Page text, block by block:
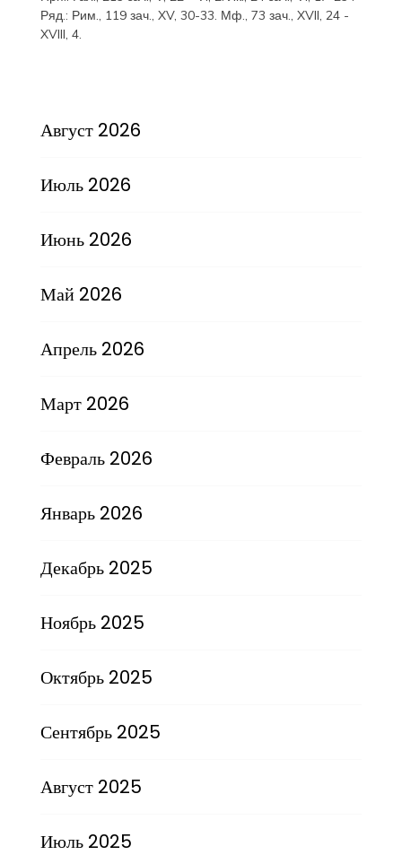
Ряд.: Рим., 119 зач., XV, 30-33. Мф., 73 зач., XVII, 24 -
XVIII, 4.
Август 2026
Июль 2026
Июнь 2026
Май 2026
Апрель 2026
Март 2026
Февраль 2026
Январь 2026
Декабрь 2025
Ноябрь 2025
Октябрь 2025
Сентябрь 2025
Август 2025
Июль 2025